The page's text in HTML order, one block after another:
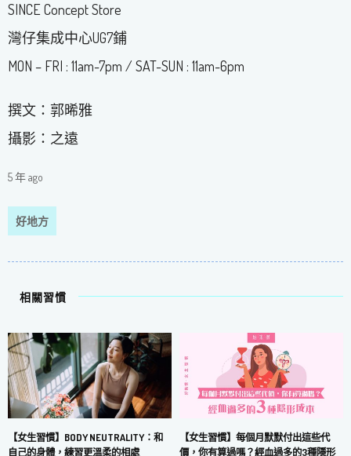
SINCE Concept Store
灣仔集成中心UG7鋪
MON – FRI : 11am-7pm / SAT-SUN : 11am-6pm
撰文：郭晞雅
攝影：之遠
5 年 ago
好地方
相關習慣
【女生習慣】BODY NEUTRALITY：和
自己的身體，練習更溫柔的相處
【女生習慣】每個月默默付出這些代
價，你有算過嗎？經血過多的3種隱形